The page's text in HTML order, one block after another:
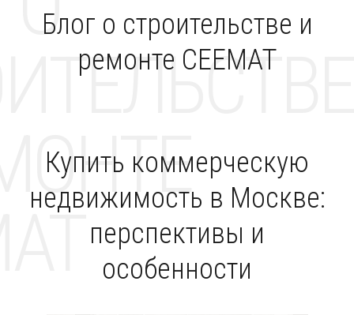
Блог о строительстве и
ремонте CEEMAT
Купить коммерческую
недвижимость в Москве:
перспективы и
особенности